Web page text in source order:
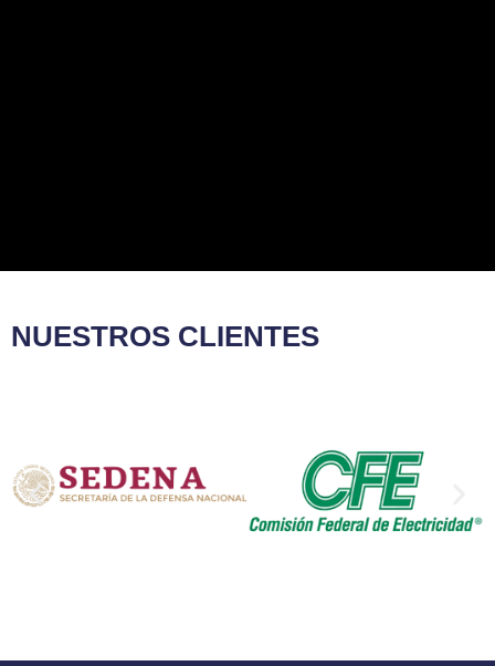
NUESTROS CLIENTES​